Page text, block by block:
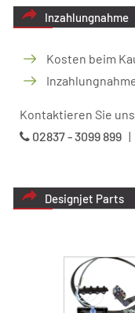
Inzahlungnahme
Kosten beim
Kontaktieren Sie
02837 - 3099 899 |
Designjet Parts